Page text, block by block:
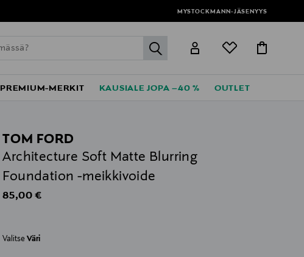
MYSTOCKMANN-JÄSENYYS
label.header.go
PREMIUM-MERKIT KAUSIALE JOPA –40 % OUTLET
TOM FORD
Architecture Soft Matte Blurring
Foundation -meikkivoide
Original Price
85,00 €
ValitseVäri